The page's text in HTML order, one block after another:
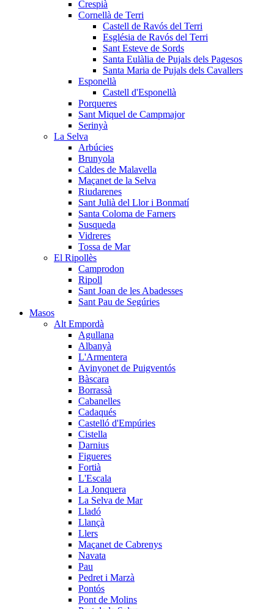
Crespià
Cornellà de Terri
Castell de Ravós del Terri
Església de Ravós del Terri
Sant Esteve de Sords
Santa Eulàlia de Pujals dels Pagesos
Santa Maria de Pujals dels Cavallers
Esponellà
Castell d'Esponellà
Porqueres
Sant Miquel de Campmajor
Serinyà
La Selva
Arbúcies
Brunyola
Caldes de Malavella
Maçanet de la Selva
Riudarenes
Sant Julià del Llor i Bonmatí
Santa Coloma de Farners
Susqueda
Vidreres
Tossa de Mar
El Ripollès
Camprodon
Ripoll
Sant Joan de les Abadesses
Sant Pau de Segúries
Masos
Alt Empordà
Agullana
Albanyà
L'Armentera
Avinyonet de Puigventós
Bàscara
Borrassà
Cabanelles
Cadaqués
Castelló d'Empúries
Cistella
Darnius
Figueres
Fortià
L'Escala
La Jonquera
La Selva de Mar
Lladó
Llançà
Llers
Maçanet de Cabrenys
Navata
Pau
Pedret i Marzà
Pontós
Pont de Molins